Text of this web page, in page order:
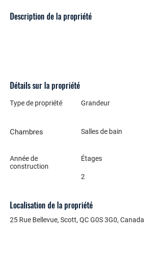
Description de la propriété
Détails sur la propriété
Type de propriété
Chambres
Année de
construction
Grandeur
Salles de bain
Étages
2
Localisation de la propriété
25 Rue Bellevue, Scott, QC G0S 3G0, Canada